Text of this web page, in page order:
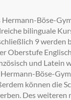
Hermann-Böse-
bilinguale
9 werden
Oberstufe
und Latein
Böse-
können die
Des weiteren